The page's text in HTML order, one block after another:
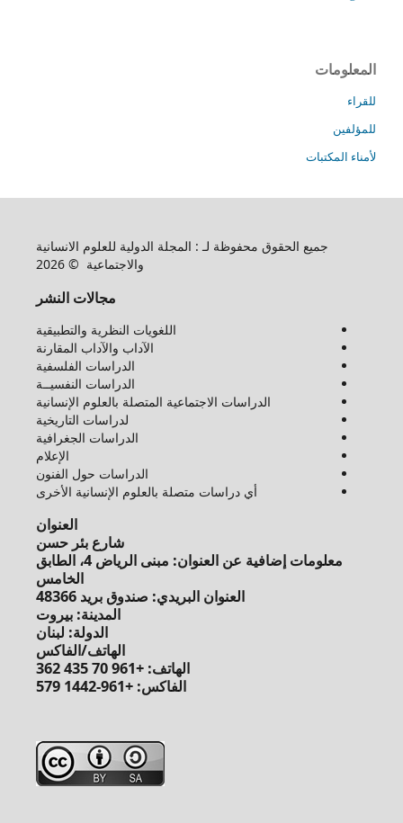
المعلومات
للقراء
للمؤلفين
لأمناء المكتبات
جميع الحقوق محفوظة لـ : المجلة الدولية للعلوم الانسانية
والاجتماعية © 2026
مجالات النشر
اللغويات النظرية والتطبيقية
الآداب والآداب المقارنة
الدراسات الفلسفية
الدراسات النفسيــة
الدراسات الاجتماعية المتصلة بالعلوم الإنسانية
لدراسات التاريخية
الدراسات الجغرافية
الإعلام
الدراسات حول الفنون
أي دراسات متصلة بالعلوم الإنسانية الأخرى
العنوان
شارع بئر حسن
معلومات إضافية عن العنوان: مبنى الرياض 4، الطابق
الخامس
العنوان البريدي: صندوق بريد 48366
المدينة: بيروت
الدولة: لبنان
الهاتف/الفاكس
الهاتف: +961 70 435 362
الفاكس: +961-1442 579